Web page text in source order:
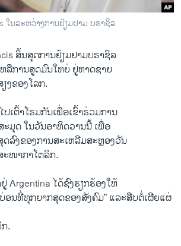
ໃນລະຫວ່າງການຢ້ຽມຢາມ ບຣາຊິລ
ສິ້ນສຸດການຢ້ຽມຢາມບຣາຊິລ
ລືການສູດມົນໃຫຍ່ ຢູ່ຫາດຊາຍ
ງຂອງໂລກ.
ເຕົ້າໂຮມກັນເພື່ອເຂົ້າຮ່ວມການ
ມຸດ ໃນວັນອາທິດວານນີ້ ເພື່ອ
ລົງຂອງການສະເຫລີມສະຫຼອງວັນ
ໜາກາໂຕລິກ.
Argentina ໄດ້ຊົງຮຽກຮ້ອງໃຫ້
ອນທີ່ທຸກຍາກສຸດຂອງສັງຄົມ” ແລະສືບຕໍ່ເຜີຍແຜ່
.